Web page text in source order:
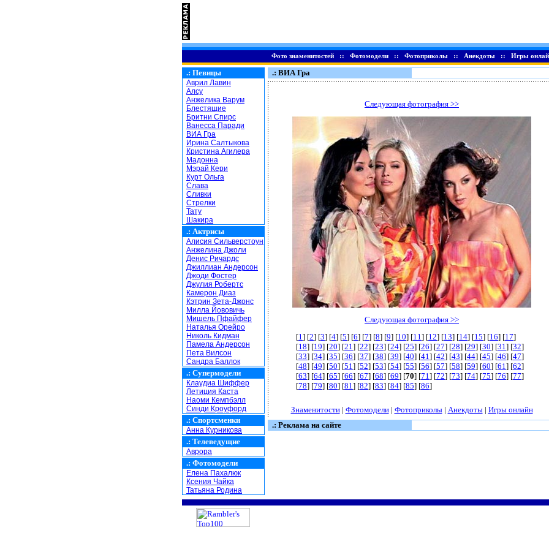
Фото знаменитостей:: Фотомодели:: Фотоприколы:: Анекдоты:: Игры
.: Певицы
Аврил Лавин
Алсу
Анжелика Варум
Блестящие
Бритни Спирс
Ванесса Паради
ВИА Гра
Ирина Салтыкова
Кристина Агилера
Мадонна
Мэрай Кери
Курт Ольга
Слава
Сливки
Стрелки
Тату
Шакира
.: Актрисы
Алисия Сильверстоун
Анжелина Джоли
Денис Ричардс
Джиллиан Андерсон
Джоди Фостер
Джулия Робертс
Камерон Диаз
Кэтрин Зета-Джонс
Милла Йововичь
Мишель Пфайфер
Наталья Орейро
Николь Кидман
Памела Андерсон
Пета Вилсон
Сандра Баллок
.: Супермодели
Клаудиа Шиффер
Летиция Каста
Наоми Кемпбэлл
Синди Кроуфорд
.: Спортсменки
Анна Курникова
.: Телеведущие
Аврора
.: Фотомодели
Елена Пахалюк
Ксения Чайка
Татьяна Родина
.: ВИА Гра
Следующая фотография >>
Следующая фотография >>
[1] [2] [3] [4] [5] [6] [7] [8] [9] [10] [11] [12] [13] [14] [15] [16] [17]
[18] [19] [20] [21] [22] [23] [24] [25] [26] [27] [28] [29] [30] [31] [32]
[33] [34] [35] [36] [37] [38] [39] [40] [41] [42] [43] [44] [45] [46] [47]
[48] [49] [50] [51] [52] [53] [54] [55] [56] [57] [58] [59] [60] [61] [62]
[63] [64] [65] [66] [67] [68] [69] [70] [71] [72] [73] [74] [75] [76] [77]
[78] [79] [80] [81] [82] [83] [84] [85] [86]
Знаменитости| Фотомодели| Фотоприколы| Анекдоты| Игры онлайн
.: Реклама на сайте